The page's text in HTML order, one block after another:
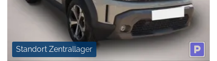
Standort Zentrallager